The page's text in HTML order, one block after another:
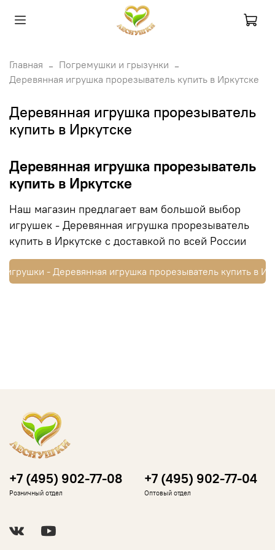
Главная
Погремушки и грызунки
Деревянная игрушка прорезыватель купить в Иркутске
Деревянная игрушка прорезыватель
купить в Иркутске
Деревянная игрушка прорезыватель
купить в Иркутске
Наш магазин предлагает вам большой выбор
игрушек - Деревянная игрушка прорезыватель
купить в Иркутске с доставкой по всей России
игрушки - Деревянная игрушка прорезыватель купить в
+7 (495) 902-77-08
Розничный отдел
+7 (495) 902-77-04
Оптовый отдел